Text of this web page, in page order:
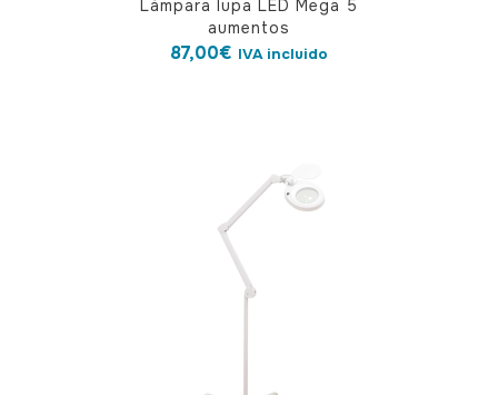
Lámpara lupa LED Mega 5
aumentos
87,00€ IVA incluido